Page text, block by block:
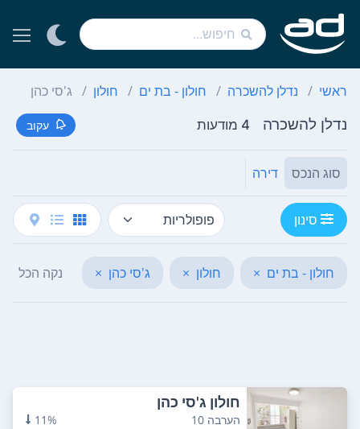
ראשי נדלן להשכרה חולון - בת ים חולון ג'סי כהן
נדלן להשכרה 4 מודעות עקוב
סוג הנכס דירה
סינון
חולון - בת ים × חולון × ג'סי כהן × נקה הכל
חולון ג'סי כהן
הערבה 10
11%